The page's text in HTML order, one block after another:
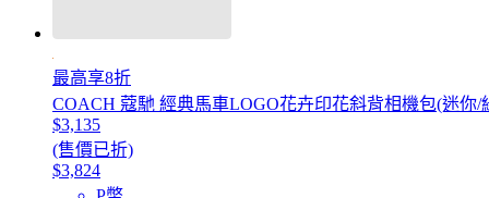
最高享8折
COACH 蔻馳 經典馬車LOGO花卉印花斜背相機包(迷你/
$3,135
(售價已折)
$3,824